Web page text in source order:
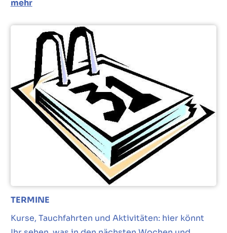
mehr
TERMINE
Kurse, Tauchfahrten und Aktivitäten: hier könnt